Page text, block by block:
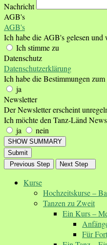
Nachricht
AGB's
AGB's
Ich habe die AGB's gelesen und
Ich stimme zu
Datenschutz
Datenschutzerklärung
Ich habe die Bestimmungen
ja
Newsletter
Der Newsletter erscheint
Ich möchte den Tanz-Länd
ja
nein
SHOW SUMMARY
Submit
Previous Step
Next Step
Kurse
Hochzeitskurse –
Tanzen zu Zweit
Ein Kurs –
Für